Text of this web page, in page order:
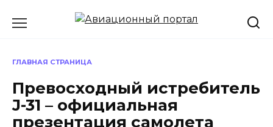
ГЛАВНАЯ СТРАНИЦА
Превосходный истребитель
J-31 – официальная
презентация самолета